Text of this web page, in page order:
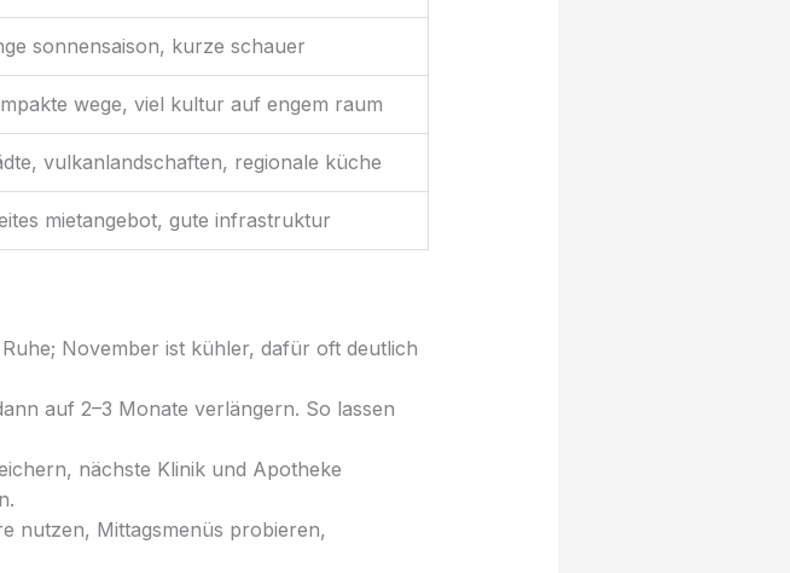
sonnensaison, kurze schauer
wege, viel kultur auf engem raum
vulkanlandschaften, regionale küche
mietangebot, gute infrastruktur
November ist kühler, dafür oft deutlich
auf 2–3 Monate verlängern. So lassen
nächste Klinik und Apotheke
nutzen, Mittagsmenüs probieren,